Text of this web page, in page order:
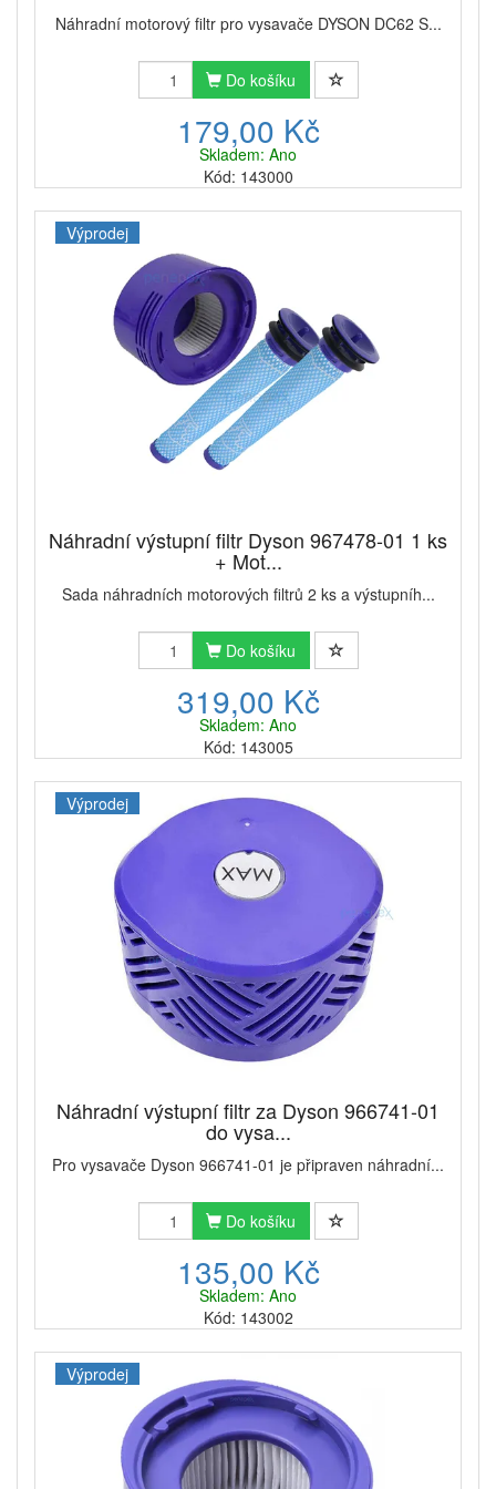
začne vysavač vydávat větší hluk než obvykle. Pokud
cirkuloval vzduch, což může vést k vyšší
spotřebě, poruše a nákladným opravám.
Nejste si jisti, zda je vámi vybraný filtr vhodný právě
Obraťte se na nás. Rádi vám
porozhlédnout se v nabídce
MoulinexaneboMiele
Náhradní motorový filtr pro vysavače DYSON DC62 S...
Do košíku
179,00 Kč
Skladem: Ano
Kód: 143000
Výprodej
Náhradní výstupní filtr Dyson 967478-01 1 ks
+ Mot...
Sada náhradních motorových filtrů 2 ks a výstupníh...
Do košíku
319,00 Kč
Skladem: Ano
Kód: 143005
Výprodej
Náhradní výstupní filtr za Dyson 966741-01
do vysa...
Pro vysavače Dyson 966741-01 je připraven náhradní...
Do košíku
135,00 Kč
Skladem: Ano
Kód: 143002
Výprodej